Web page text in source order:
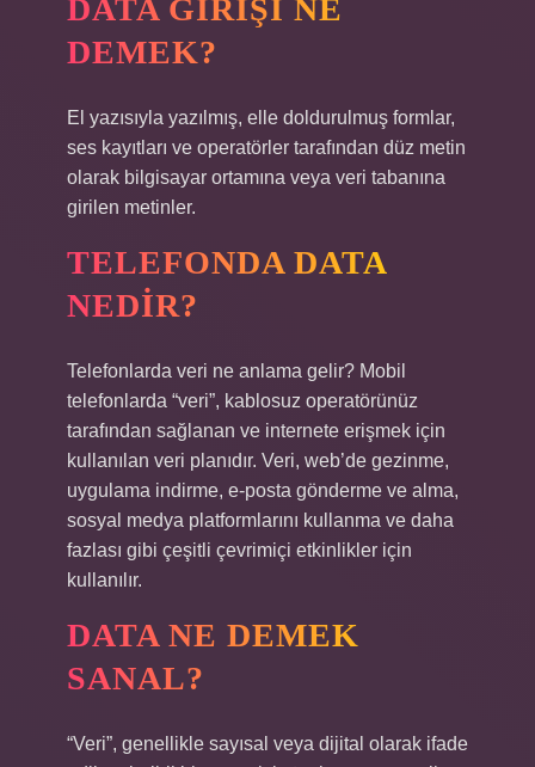
DATA GIRIŞI NE
DEMEK?
El yazısıyla yazılmış, elle doldurulmuş formlar,
ses kayıtları ve operatörler tarafından düz metin
olarak bilgisayar ortamına veya veri tabanına
girilen metinler.
TELEFONDA DATA
NEDIR?
Telefonlarda veri ne anlama gelir? Mobil
telefonlarda “veri”, kablosuz operatörünüz
tarafından sağlanan ve internete erişmek için
kullanılan veri planıdır. Veri, web’de gezinme,
uygulama indirme, e-posta gönderme ve alma,
sosyal medya platformlarını kullanma ve daha
fazlası gibi çeşitli çevrimiçi etkinlikler için
kullanılır.
DATA NE DEMEK
SANAL?
“Veri”, genellikle sayısal veya dijital olarak ifade